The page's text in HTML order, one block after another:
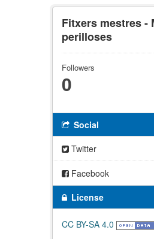
Fitxers mestres -
perilloses
Followers
0
Social
Twitter
Facebook
License
CC BY-SA 4.0